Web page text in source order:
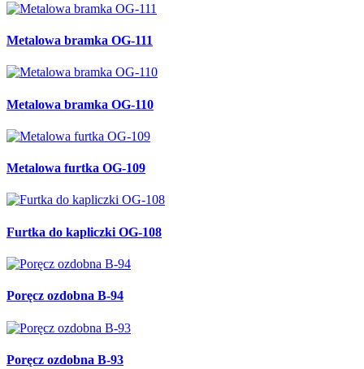
Metalowa bramka OG-111
Metalowa bramka OG-110
Metalowa furtka OG-109
Furtka do kapliczki OG-108
Poręcz ozdobna B-94
Poręcz ozdobna B-93